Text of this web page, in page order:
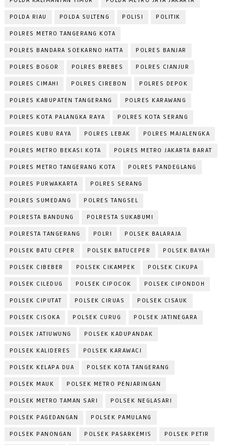
POLDA RIAU POLDA SULTENG POLISI POLITIK
POLRES METRO TANGERANG KOTA
POLRES BANDARA SOEKARNO HATTA POLRES BANJAR
POLRES BOGOR POLRES BREBES POLRES CIANJUR
POLRES CIMAHI POLRES CIREBON POLRES DEPOK
POLRES KABUPATEN TANGERANG POLRES KARAWANG
POLRES KOTA PALANGKA RAYA POLRES KOTA SERANG
POLRES KUBU RAYA POLRES LEBAK POLRES MAJALENGKA
POLRES METRO BEKASI KOTA POLRES METRO JAKARTA BARAT
POLRES METRO TANGERANG KOTA POLRES PANDEGLANG
POLRES PURWAKARTA POLRES SERANG
POLRES SUMEDANG POLRES TANGSEL
POLRESTA BANDUNG POLRESTA SUKABUMI
POLRESTA TANGERANG POLRI POLSEK BALARAJA
POLSEK BATU CEPER POLSEK BATUCEPER POLSEK BAYAH
POLSEK CIBEBER POLSEK CIKAMPEK POLSEK CIKUPA
POLSEK CILEDUG POLSEK CIPOCOK POLSEK CIPONDOH
POLSEK CIPUTAT POLSEK CIRUAS POLSEK CISAUK
POLSEK CISOKA POLSEK CURUG POLSEK JATINEGARA
POLSEK JATIUWUNG POLSEK KADUPANDAK
POLSEK KALIDERES POLSEK KARAWACI
POLSEK KELAPA DUA POLSEK KOTA TANGERANG
POLSEK MAUK POLSEK METRO PENJARINGAN
POLSEK METRO TAMAN SARI POLSEK NEGLASARI
POLSEK PAGEDANGAN POLSEK PAMULANG
POLSEK PANONGAN POLSEK PASARKEMIS POLSEK PETIR